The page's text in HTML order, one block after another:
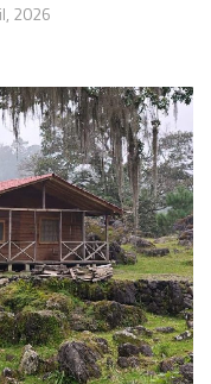
2026